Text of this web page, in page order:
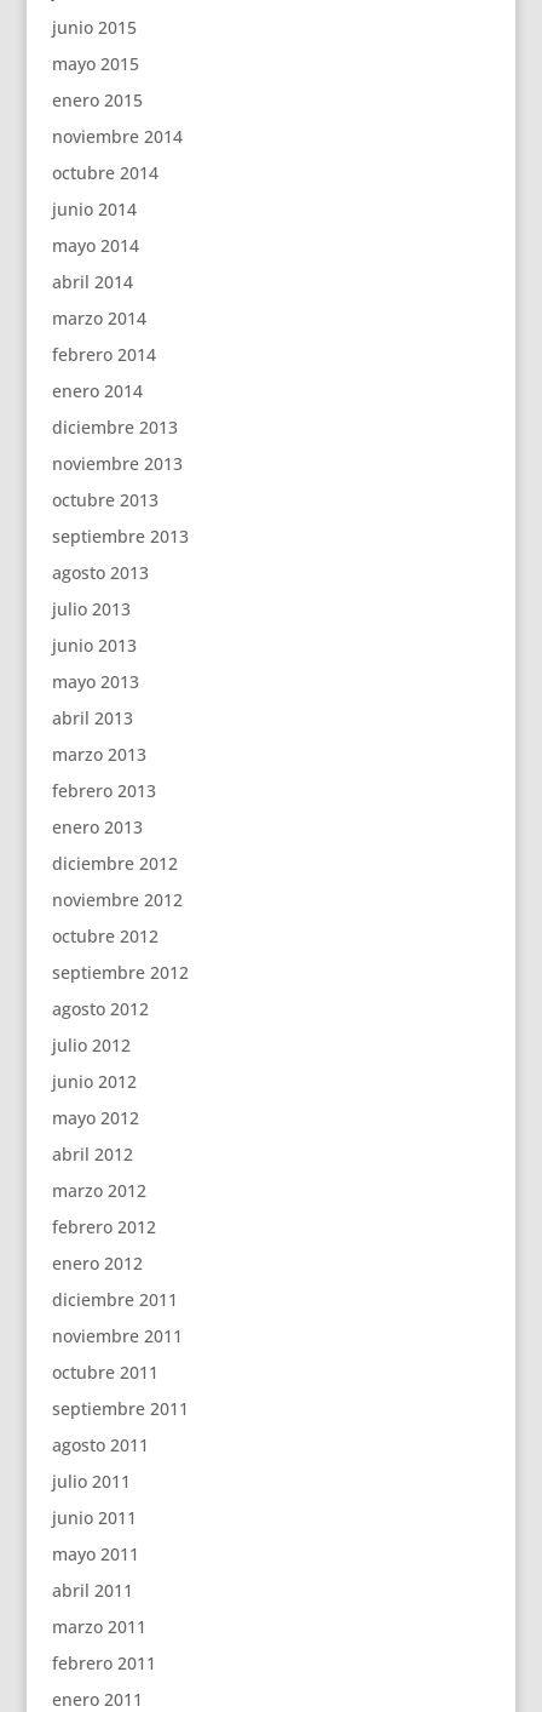
junio 2015
mayo 2015
enero 2015
noviembre 2014
octubre 2014
junio 2014
mayo 2014
abril 2014
marzo 2014
febrero 2014
enero 2014
diciembre 2013
noviembre 2013
octubre 2013
septiembre 2013
agosto 2013
julio 2013
junio 2013
mayo 2013
abril 2013
marzo 2013
febrero 2013
enero 2013
diciembre 2012
noviembre 2012
octubre 2012
septiembre 2012
agosto 2012
julio 2012
junio 2012
mayo 2012
abril 2012
marzo 2012
febrero 2012
enero 2012
diciembre 2011
noviembre 2011
octubre 2011
septiembre 2011
agosto 2011
julio 2011
junio 2011
mayo 2011
abril 2011
marzo 2011
febrero 2011
enero 2011